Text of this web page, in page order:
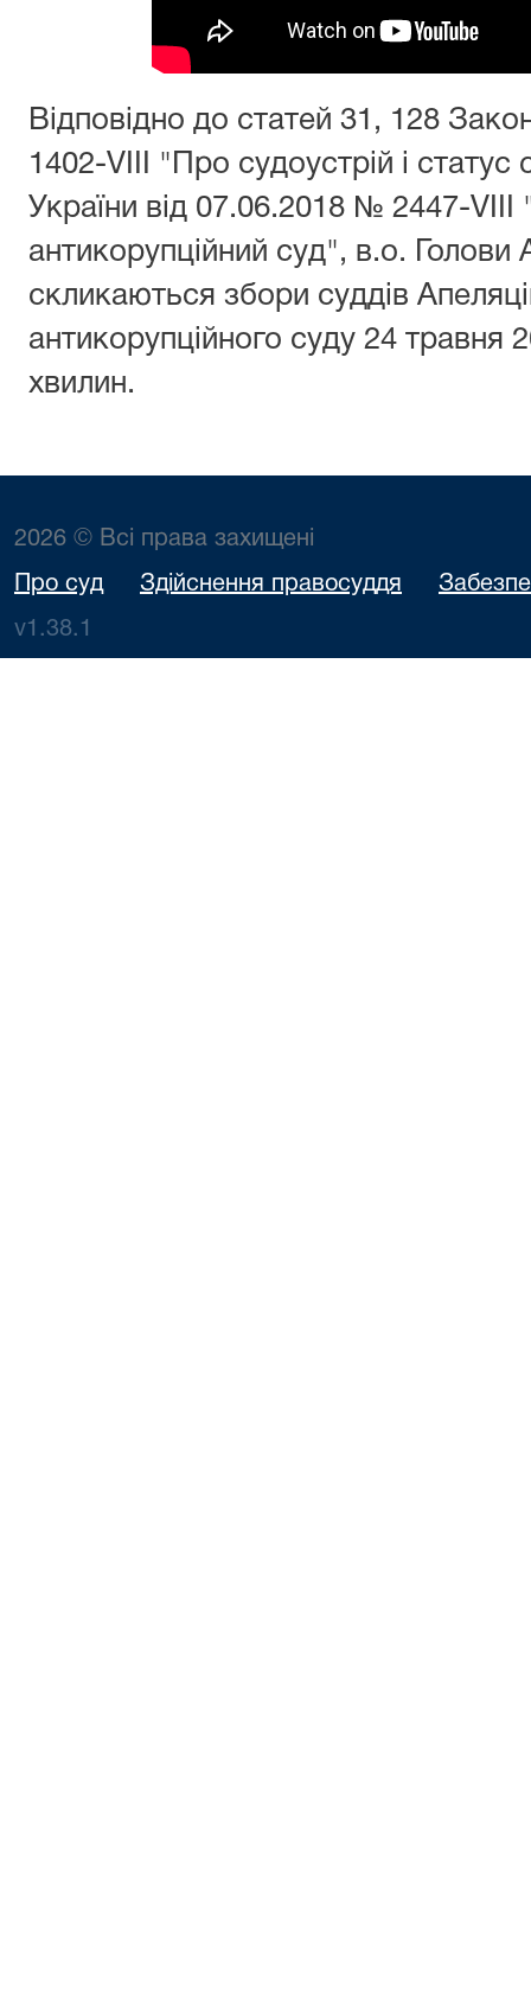
Відповідно до статей 31, 128
1402-VIII "Про судоустрій і статус
України від 07.06.2018 № 2447-
антикорупційний суд", в.о. Голови
скликаються збори суддів
антикорупційного суду 24 травня
хвилин.
2026 © Всі права захищені
Про суд Здійснення правосуддя
v1.38.1